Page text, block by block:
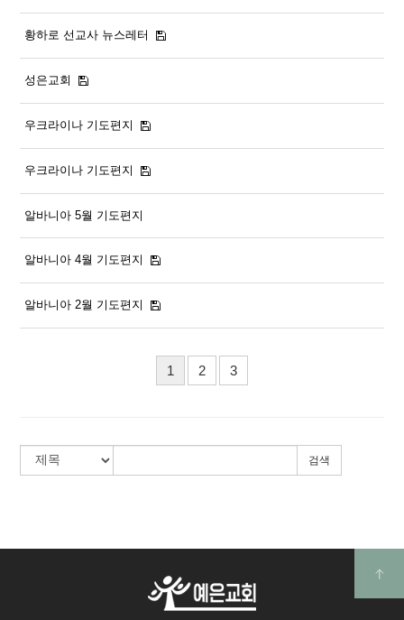
황하로 선교사 뉴스레터
성은교회
우크라이나 기도편지
우크라이나 기도편지
알바니아 5월 기도편지
알바니아 4월 기도편지
알바니아 2월 기도편지
1 2 3
검색